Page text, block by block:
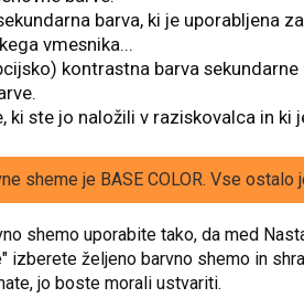
barva, ki je uporabljena
vmesnika...
kontrastna barva
ki ste jo naložili v raziskovalca in ki
sheme je BASE COLOR. Vse ostalo
shemo uporabite tako, da med
izberete željeno barvno shemo in
jo boste morali ustvariti.